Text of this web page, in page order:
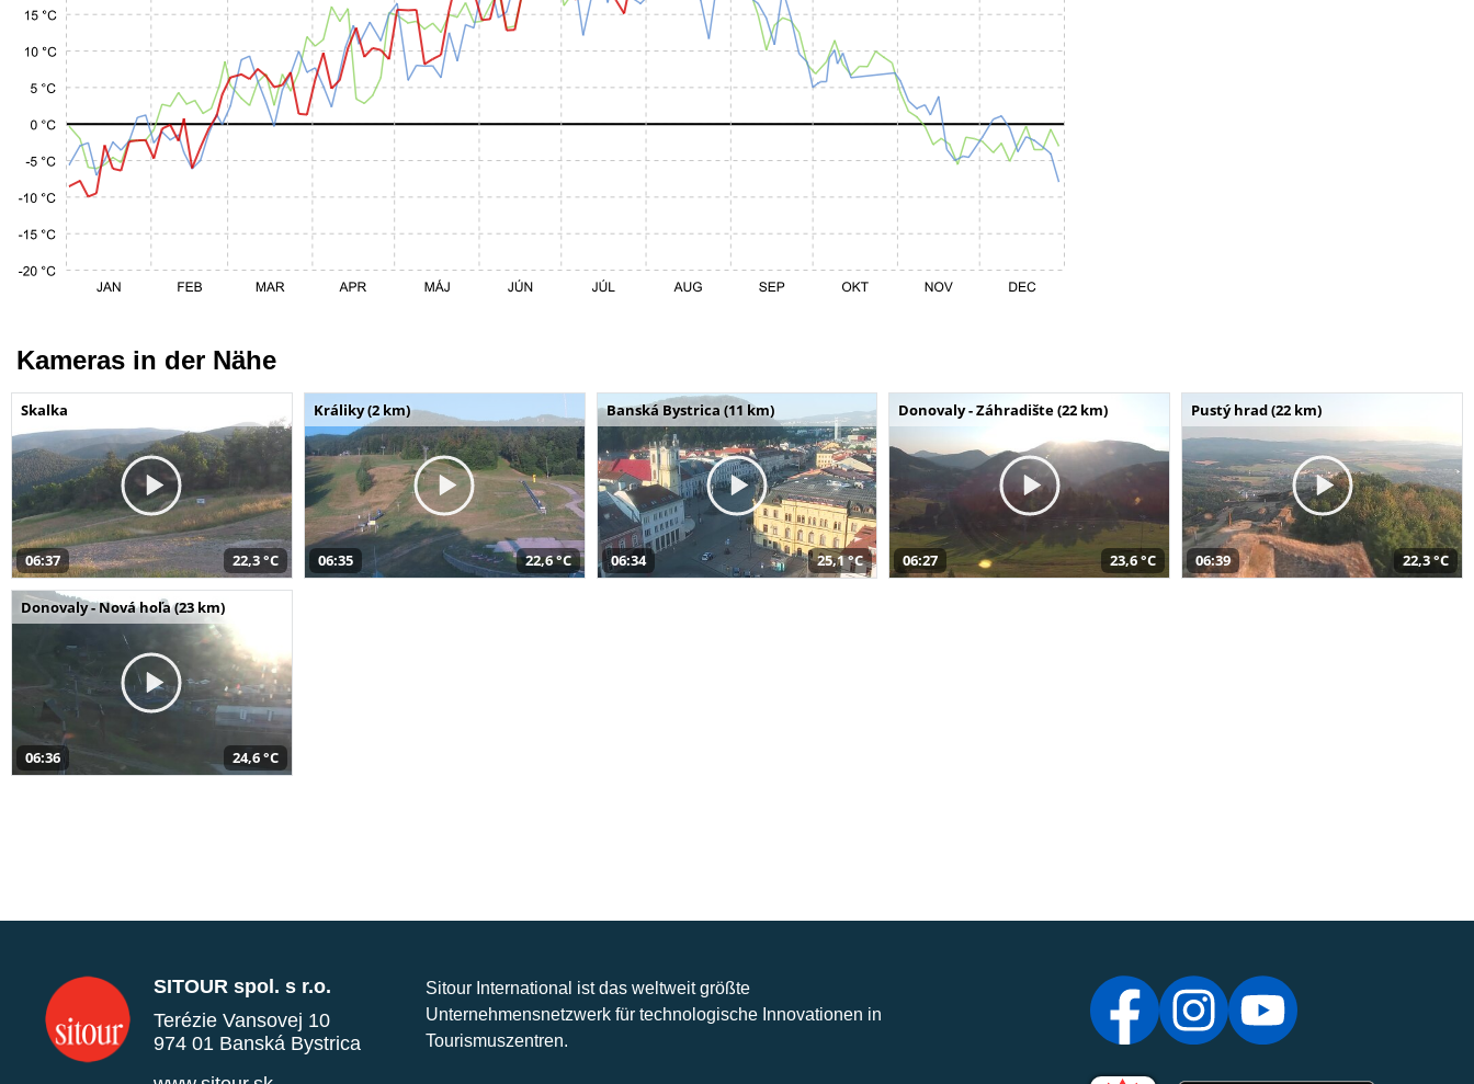
Kameras in der Nähe
Skalka
06:37 22,3 °C
Králiky (2 km)
06:35 22,6 °C
Banská Bystrica (11 km)
06:34 25,1 °C
Donovaly - Záhradište (22 km)
06:27 23,6 °C
Pustý hrad (22 km)
06:39 22,3 °C
Donovaly - Nová hoľa (23 km)
06:36 24,6 °C
SITOUR spol. s r.o.
Terézie Vansovej 10
974 01 Banská Bystrica
Sitour International ist das weltweit größte
Unternehmensnetzwerk für technologische Innovationen in
Tourismuszentren.